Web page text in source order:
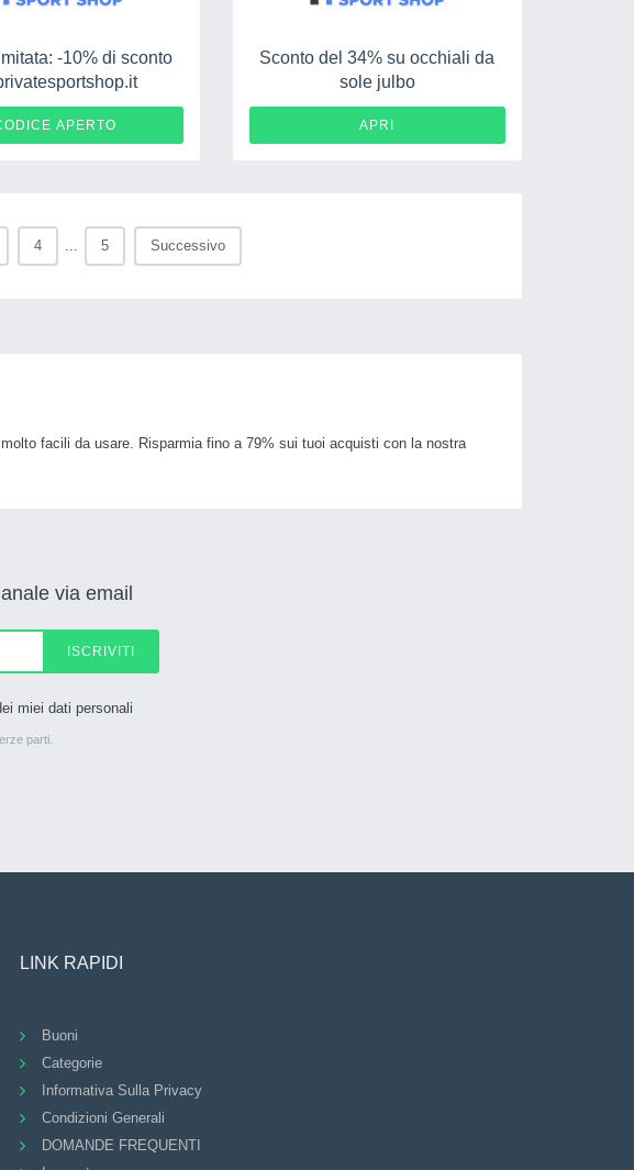
-10% di sconto
APERTO
ISOBAA10
Sconto del 34% su occhiali da
sole julbo
APRI
4 ... 5 Successivo
facili da usare. Risparmia fino a 79% sui tuoi acquisti con la nostra
via email
ISCRIVITI
miei dati personali
parti.
LINK RAPIDI
Buoni
Categorie
Informativa Sulla Privacy
Condizioni Generali
DOMANDE FREQUENTI